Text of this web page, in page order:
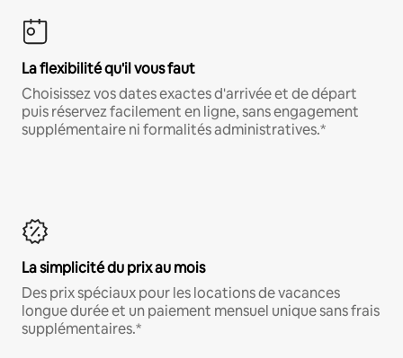
La flexibilité qu'il vous faut
Choisissez vos dates exactes d'arrivée et de départ
puis réservez facilement en ligne, sans engagement
supplémentaire ni formalités administratives.*
La simplicité du prix au mois
Des prix spéciaux pour les locations de vacances
longue durée et un paiement mensuel unique sans frais
supplémentaires.*